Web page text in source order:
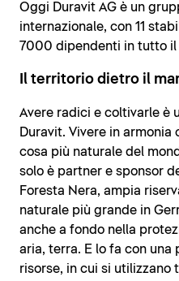
Oggi Duravit AG è un
internazionale, con 11
7000 dipendenti in tutto il
Il territorio dietro il
Avere radici e coltivarle è
Duravit. Vivere in armonia
cosa più naturale del
solo è partner e sponsor
Foresta Nera, ampia
naturale più grande in
anche a fondo nella
aria, terra. E lo fa con
risorse, in cui si